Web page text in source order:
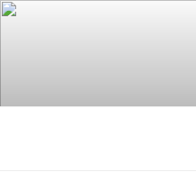
コ